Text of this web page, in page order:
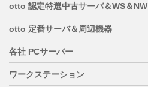
otto 認定特選中古サーバ＆WS＆NW
otto 定番サーバ＆周辺機器
各社 PCサーバー
ワークステーション